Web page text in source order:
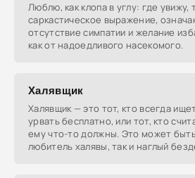
Люблю, как клопа в углу: где увижу,
саркастическое выражение,
отсутствие симпатии и желание
как от надоедливого насекомого.
Халявщик
Халявщик — это тот, кто всегда
урвать бесплатно, или тот, кто
ему что-то должны. Это может
любитель халявы, так и наглый